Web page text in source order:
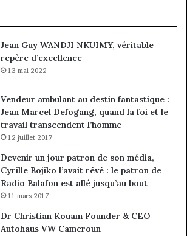
Jean Guy WANDJI NKUIMY, véritable
repère d’excellence
13 mai 2022
Vendeur ambulant au destin fantastique :
Jean Marcel Defogang, quand la foi et le
travail transcendent l’homme
12 juillet 2017
Devenir un jour patron de son média,
Cyrille Bojiko l’avait rêvé : le patron de
Radio Balafon est allé jusqu’au bout
11 mars 2017
Dr Christian Kouam Founder & CEO
Autohaus VW Cameroun